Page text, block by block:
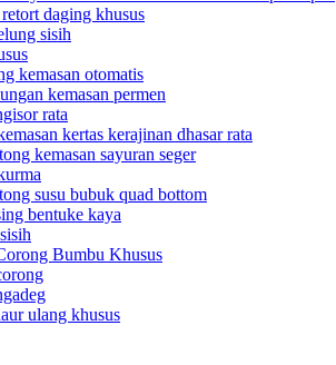
daging khusus
sisih
kemasan otomatis
kemasan permen
rata
kertas kerajinan dhasar rata
kemasan sayuran seger
susu bubuk quad bottom
bentuke kaya
Bumbu Khusus
ulang khusus